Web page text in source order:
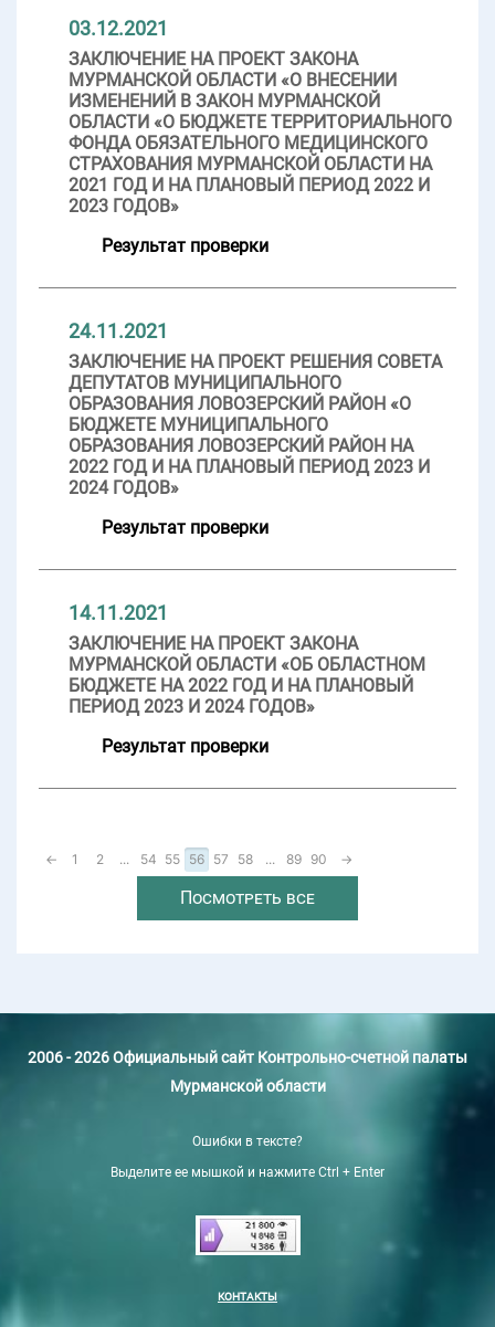
03.12.2021
ЗАКЛЮЧЕНИЕ НА ПРОЕКТ ЗАКОНА
МУРМАНСКОЙ ОБЛАСТИ «О ВНЕСЕНИИ
ИЗМЕНЕНИЙ В ЗАКОН МУРМАНСКОЙ
ОБЛАСТИ «О БЮДЖЕТЕ ТЕРРИТОРИАЛЬНОГО
ФОНДА ОБЯЗАТЕЛЬНОГО МЕДИЦИНСКОГО
СТРАХОВАНИЯ МУРМАНСКОЙ ОБЛАСТИ НА
2021 ГОД И НА ПЛАНОВЫЙ ПЕРИОД 2022 И
2023 ГОДОВ»
Результат проверки
24.11.2021
ЗАКЛЮЧЕНИЕ НА ПРОЕКТ РЕШЕНИЯ СОВЕТА
ДЕПУТАТОВ МУНИЦИПАЛЬНОГО
ОБРАЗОВАНИЯ ЛОВОЗЕРСКИЙ РАЙОН «О
БЮДЖЕТЕ МУНИЦИПАЛЬНОГО
ОБРАЗОВАНИЯ ЛОВОЗЕРСКИЙ РАЙОН НА
2022 ГОД И НА ПЛАНОВЫЙ ПЕРИОД 2023 И
2024 ГОДОВ»
Результат проверки
14.11.2021
ЗАКЛЮЧЕНИЕ НА ПРОЕКТ ЗАКОНА
МУРМАНСКОЙ ОБЛАСТИ «ОБ ОБЛАСТНОМ
БЮДЖЕТЕ НА 2022 ГОД И НА ПЛАНОВЫЙ
ПЕРИОД 2023 И 2024 ГОДОВ»
Результат проверки
← 1 2 ... 54 55 56 57 58 ... 89 90 →
Посмотреть все
2006 - 2026 Официальный сайт Контрольно-счетной палаты
Мурманской области
Ошибки в тексте?
Выделите ее мышкой и нажмите Ctrl + Enter
КОНТАКТЫ